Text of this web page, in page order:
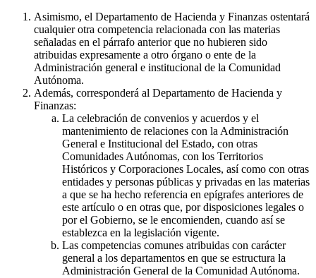
Asimismo, el Departamento de Hacienda y Finanzas ostentará
cualquier otra competencia relacionada con las materias
señaladas en el párrafo anterior que no hubieren sido
atribuidas expresamente a otro órgano o ente de la
Administración general e institucional de la Comunidad
Autónoma.
Además, corresponderá al Departamento de Hacienda y
Finanzas:
La celebración de convenios y acuerdos y el
mantenimiento de relaciones con la Administración
General e Institucional del Estado, con otras
Comunidades Autónomas, con los Territorios
Históricos y Corporaciones Locales, así como con otras
entidades y personas públicas y privadas en las materias
a que se ha hecho referencia en epígrafes anteriores de
este artículo o en otras que, por disposiciones legales o
por el Gobierno, se le encomienden, cuando así se
establezca en la legislación vigente.
Las competencias comunes atribuidas con carácter
general a los departamentos en que se estructura la
Administración General de la Comunidad Autónoma.